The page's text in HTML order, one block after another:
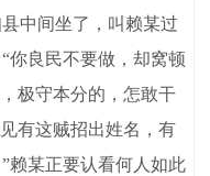
中间坐了，叫赖某过
你良民不要做，却窝顿
极守本分的，怎敢干
有这贼招出姓名，有
赖某正要认看何人如此